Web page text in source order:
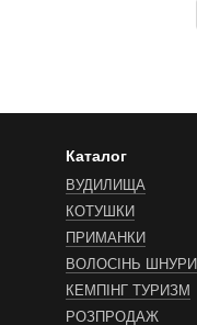
Каталог
ВУДИЛИЩА
КОТУШКИ
ПРИМАНКИ
ВОЛОСІНЬ ШНУРИ
КЕМПІНГ ТУРИЗМ
РОЗПРОДАЖ